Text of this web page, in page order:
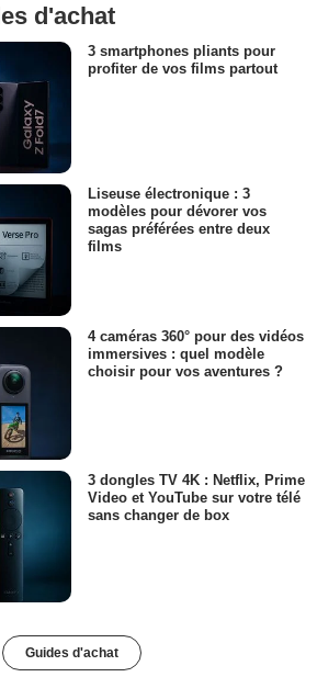
d'achat
3 smartphones pliants pour
profiter de vos films partout
Liseuse électronique : 3
modèles pour dévorer vos
sagas préférées entre deux
films
4 caméras 360° pour des vidéos
immersives : quel modèle
choisir pour vos aventures ?
3 dongles TV 4K : Netflix, Prime
Video et YouTube sur votre télé
sans changer de box
Guides d'achat